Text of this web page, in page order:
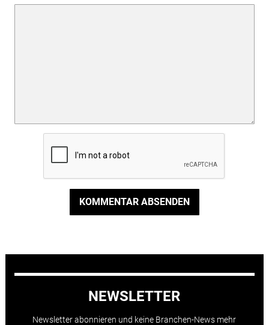
KOMMENTAR ABSENDEN
NEWSLETTER
Newsletter abonnieren und keine Branchen-News mehr